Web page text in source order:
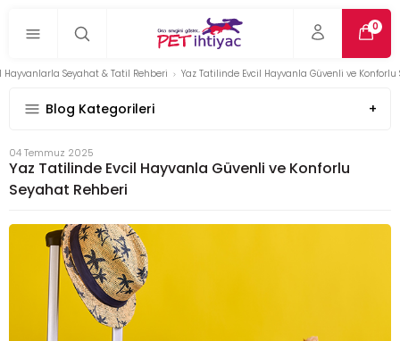
0
Hayvanlarla Seyahat & Tatil Rehberi Yaz Tatilinde Evcil Hayvanla Güvenli ve
Blog Kategorileri
Yaz Tatilinde Evcil Hayvanla Güvenli ve Konforlu
Seyahat Rehberi
04 Temmuz 2025